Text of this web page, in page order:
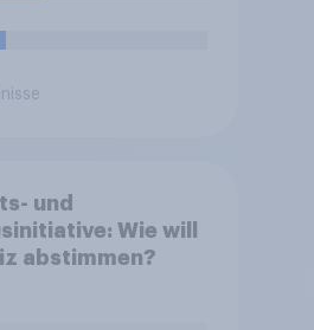
und
Wie will
abstimmen?